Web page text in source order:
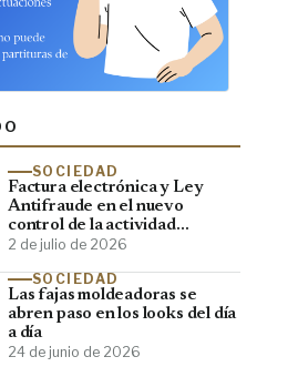
SOCIEDAD
Factura electrónica y Ley
Antifraude en el nuevo
control de la actividad
empresarial
2 de julio de 2026
SOCIEDAD
Las fajas moldeadoras se
abren paso en los looks del día
a día
24 de junio de 2026